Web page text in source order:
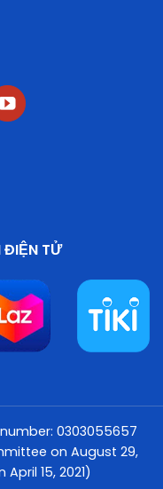
Đặc biệt, các
độc 3M 6200
trong ngành công
Bảo vệ trước khí độc
hơi dung môi và
ĐIỆN TỬ
0303055657
on August 29,
15, 2021)